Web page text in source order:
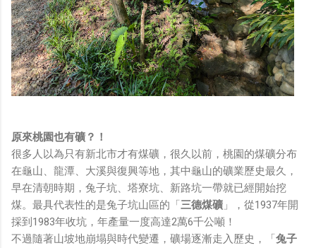
原來桃園也有礦？！
很多人以為只有新北市才有煤礦，很久以前，桃園的煤礦分布
在龜山、龍潭、大溪與復興等地，其中龜山的礦業歷史最久，
早在清朝時期，兔子坑、塔寮坑、新路坑一帶就已經開始挖
煤。最具代表性的是兔子坑山區的「三德煤礦 」，從1937年開
採到1983年收坑，年產量一度高達2萬6千公噸！
不過隨著山坡地崩塌與時代變遷，礦場逐漸走入歷史，「兔子